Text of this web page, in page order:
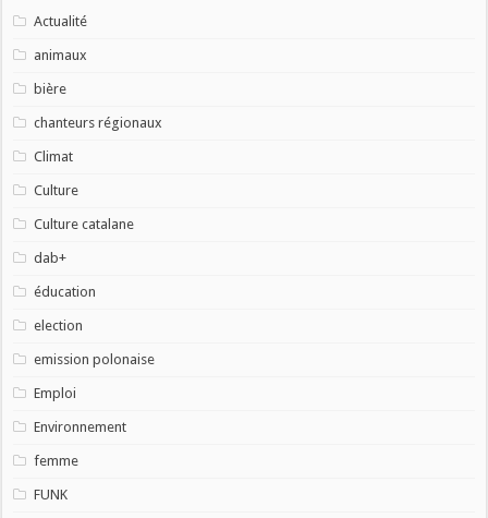
Actualité
animaux
bière
chanteurs régionaux
Climat
Culture
Culture catalane
dab+
éducation
election
emission polonaise
Emploi
Environnement
femme
FUNK